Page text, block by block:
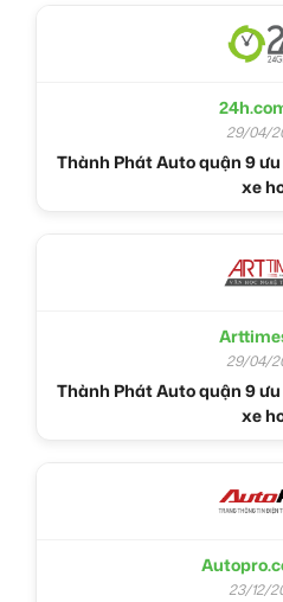
29/04/
Thành Phát Auto quận 9
xe
29/04/
Thành Phát Auto quận 9
xe
23/12/